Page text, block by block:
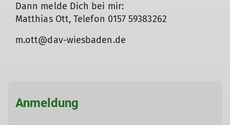
Dann melde Dich bei mir:
Matthias Ott, Telefon 0157 59383262
m.ott@dav-wiesbaden.de
Anmeldung